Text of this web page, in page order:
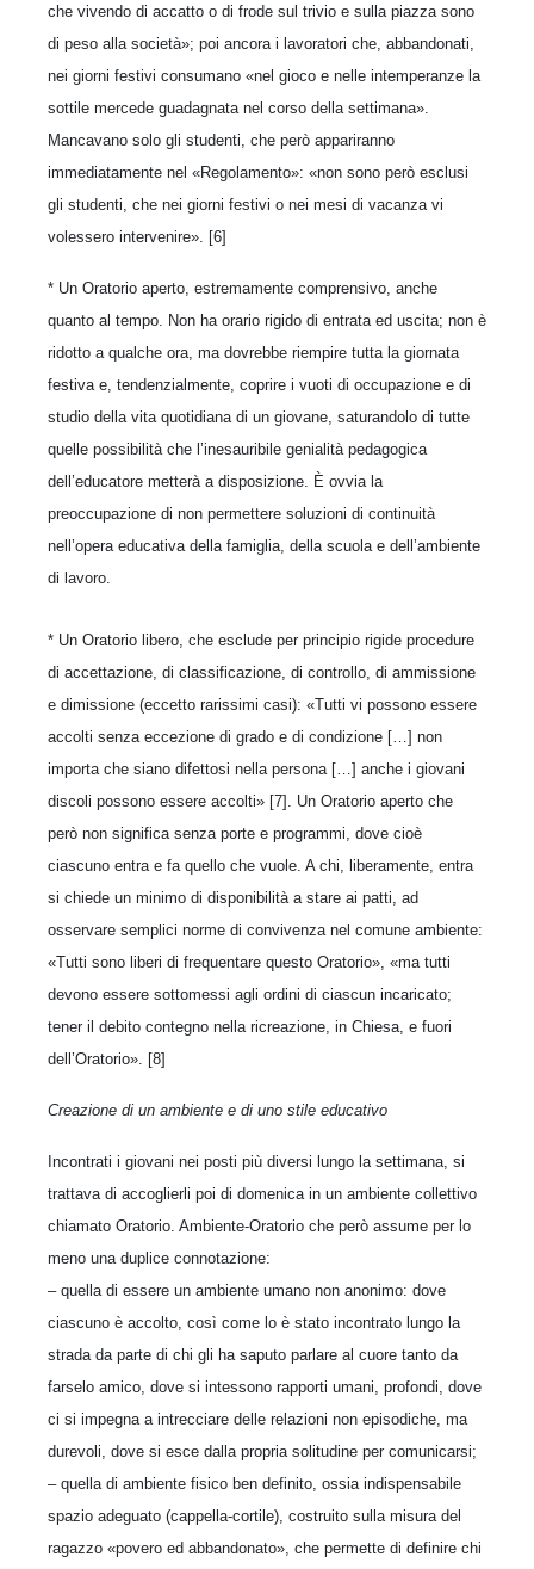
che vivendo di accatto o di frode sul trivio e sulla piazza sono
di peso alla società»; poi ancora i lavoratori che, abbandonati,
nei giorni festivi consumano «nel gioco e nelle intemperanze la
sottile mercede guadagnata nel corso della settimana».
Mancavano solo gli studenti, che però appariranno
immediatamente nel «Regolamento»: «non sono però esclusi
gli studenti, che nei giorni festivi o nei mesi di vacanza vi
volessero intervenire». [6]
* Un Oratorio aperto, estremamente comprensivo, anche
quanto al tempo. Non ha orario rigido di entrata ed uscita; non è
ridotto a qualche ora, ma dovrebbe riempire tutta la giornata
festiva e, tendenzialmente, coprire i vuoti di occupazione e di
studio della vita quotidiana di un giovane, saturandolo di tutte
quelle possibilità che l’inesauribile genialità pedagogica
dell’educatore metterà a disposizione. È ovvia la
preoccupazione di non permettere soluzioni di continuità
nell’opera educativa della famiglia, della scuola e dell’ambiente
di lavoro.
* Un Oratorio libero, che esclude per principio rigide procedure
di accettazione, di classificazione, di controllo, di ammissione
e dimissione (eccetto rarissimi casi): «Tutti vi possono essere
accolti senza eccezione di grado e di condizione […] non
importa che siano difettosi nella persona […] anche i giovani
discoli possono essere accolti» [7]. Un Oratorio aperto che
però non significa senza porte e programmi, dove cioè
ciascuno entra e fa quello che vuole. A chi, liberamente, entra
si chiede un minimo di disponibilità a stare ai patti, ad
osservare semplici norme di convivenza nel comune ambiente:
«Tutti sono liberi di frequentare questo Oratorio», «ma tutti
devono essere sottomessi agli ordini di ciascun incaricato;
tener il debito contegno nella ricreazione, in Chiesa, e fuori
dell’Oratorio». [8]
Creazione di un ambiente e di uno stile educativo
Incontrati i giovani nei posti più diversi lungo la settimana, si
trattava di accoglierli poi di domenica in un ambiente collettivo
chiamato Oratorio. Ambiente-Oratorio che però assume per lo
meno una duplice connotazione:
– quella di essere un ambiente umano non anonimo: dove
ciascuno è accolto, così come lo è stato incontrato lungo la
strada da parte di chi gli ha saputo parlare al cuore tanto da
farselo amico, dove si intessono rapporti umani, profondi, dove
ci si impegna a intrecciare delle relazioni non episodiche, ma
durevoli, dove si esce dalla propria solitudine per comunicarsi;
– quella di ambiente fisico ben definito, ossia indispensabile
spazio adeguato (cappella-cortile), costruito sulla misura del
ragazzo «povero ed abbandonato», che permette di definire chi